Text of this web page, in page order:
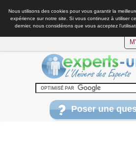
Nous utilisons des cookies pour vous garantir la
expérience sur notre site. Si vous continuez à utiliser ce
dernier, nous considérons que vous acceptez
Poser une